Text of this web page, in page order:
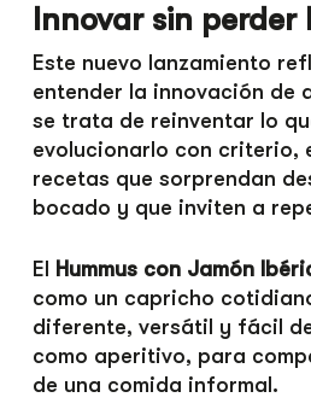
Innovar sin perder
Este nuevo lanzamiento
entender la innovación de
se trata de reinventar lo
evolucionarlo con criterio,
recetas que sorprendan
bocado y que inviten a
El Hummus con Jamón
como un capricho
diferente, versátil y fácil
como aperitivo, para
de una comida informal.